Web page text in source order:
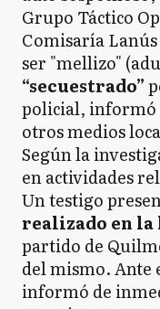
Grupo Táctico
Comisaría
ser "mellizo"
“secuestrado”
policial, informó
otros medios
Según la
en actividades
Un testigo
realizado en
partido de
del mismo. Ante
informó de